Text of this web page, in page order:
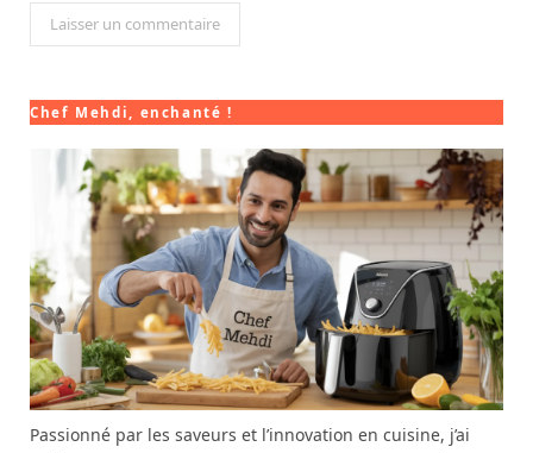
Chef Mehdi, enchanté !
Passionné par les saveurs et l’innovation en cuisine, j’ai